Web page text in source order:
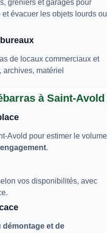
greniers et garages pour
et évacuer les objets lourds ou
de locaux commerciaux et
matériel
à Saint-Avold
Avold pour estimer le volume
.
vos disponibilités, avec
démontage et de